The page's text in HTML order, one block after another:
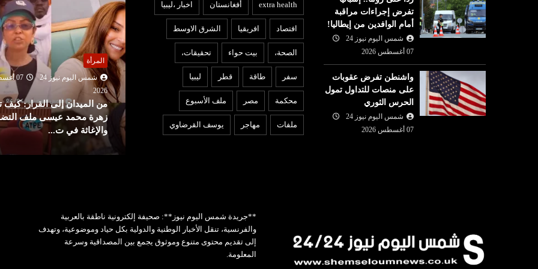
تفرض إجراءات مراقبة
أمام الوافدين من إيطاليا!
شمس اليوم نيوز 24
07 أغسطس 2026
واشنطن تفرض عقوبات
على منصات للتداول تمول
الحرس الثوري
شمس اليوم نيوز 24
07 أغسطس 2026
extra health أفغانستان اخبار ،ليبيا
افتصاد افريقيا الشرق الاوسط
الصحة، بيت حواء تحقيقات،
سفر طاقة قطر ليبيا
محكمة مصر ملف الأسبوع
ملفات مهاجر يوسف القرضاوي
اقتصاد
شمس اليوم نيوز 24
07 أغسطس
2026
الدينار التونسي يُحافظ على
استقراره أمام اليورو
المرأة
شمس اليوم نيوز 24
2026
من الميدان إلى القرار: كيف تقود
زهرة محمد عيسى ملف التضامن
والإغاثة في ت...
عربي ودولي
شمس اليوم نيوز 24
07
2026
توقيع اتفاق دفاع مشترك بين
السعودية وتركيا وباكستان
**جريدة شمس اليوم نيوز**: صحيفة إلكترونية ناطقة بالعربية
والفرنسية، تنقل الأخبار الوطنية والدولية بكل حياد وموضوعية، وتهدف
إلى تقديم محتوى متنوع وموثوق يجمع بين المصداقية وسرعة
المعلومة.